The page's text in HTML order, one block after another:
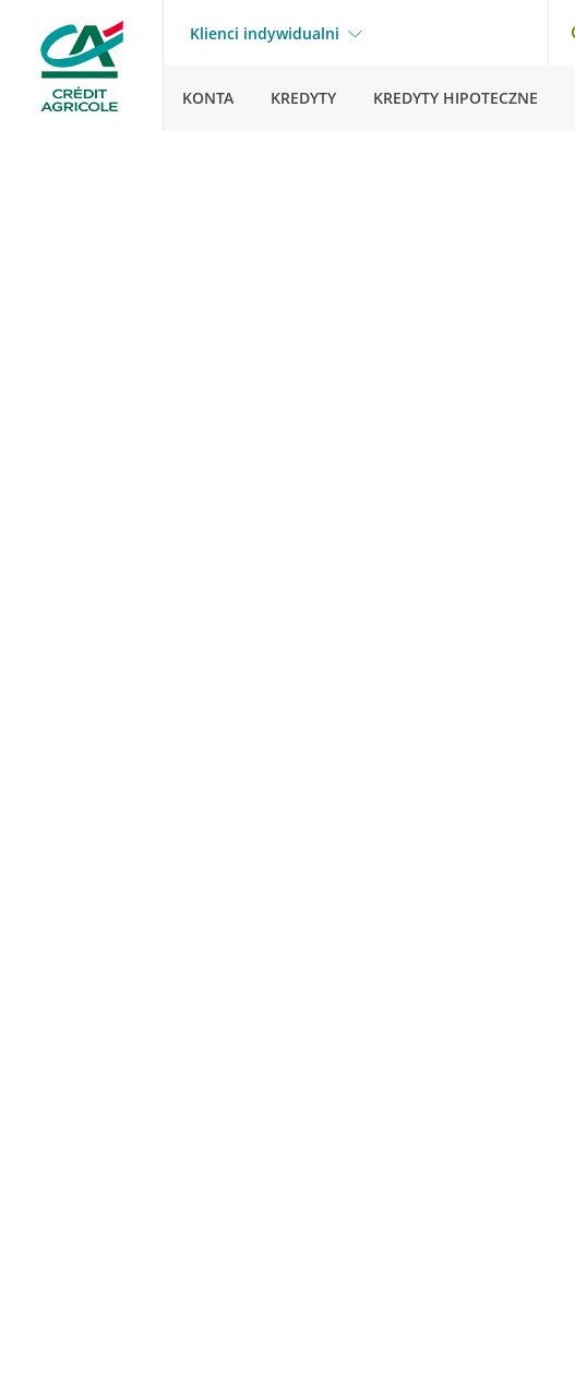
Klienci indywidualni
KONTA KREDYTY KREDYTY HIPOTECZNE